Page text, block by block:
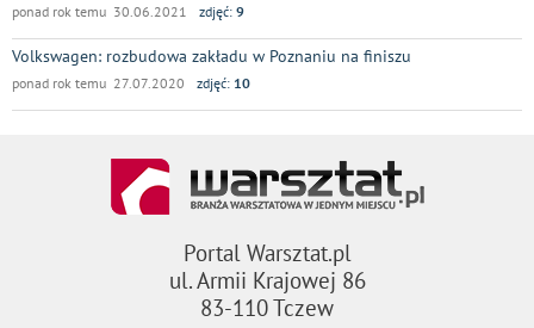
ponad rok temu 30.06.2021 zdjęć: 9
Volkswagen: rozbudowa zakładu w Poznaniu na finiszu
ponad rok temu 27.07.2020 zdjęć: 10
Portal Warsztat.pl
ul. Armii Krajowej 86
83-110 Tczew